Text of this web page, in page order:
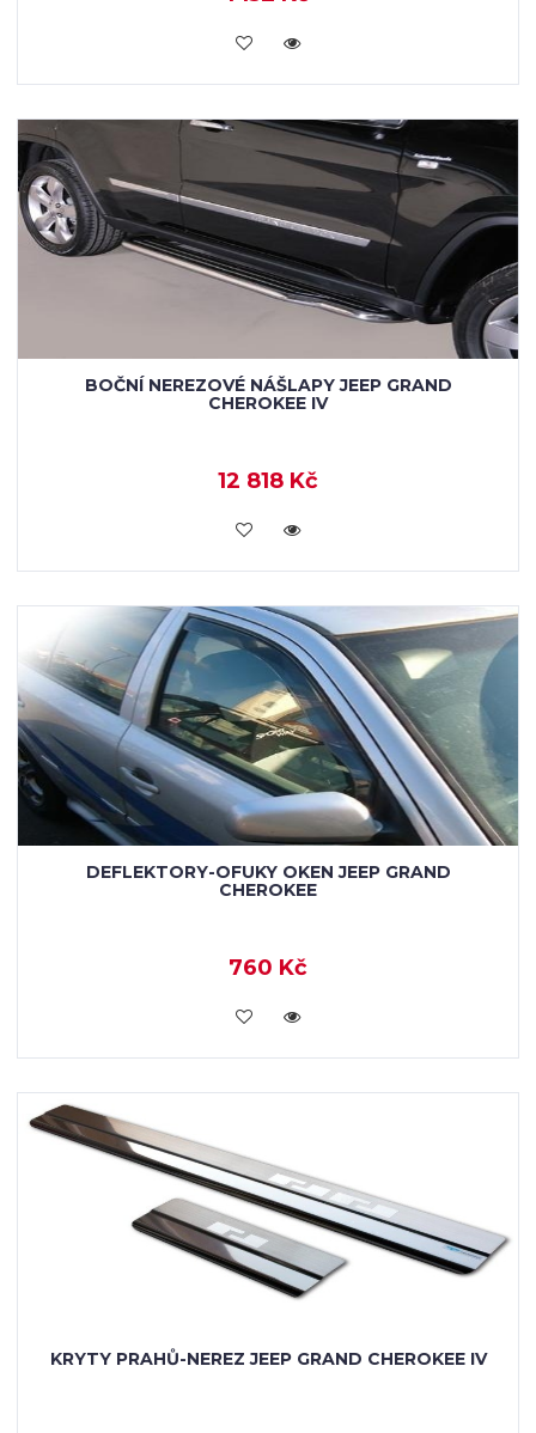
KOUPIT
BOČNÍ NEREZOVÉ NÁŠLAPY JEEP GRAND
CHEROKEE IV
12 818 Kč
KOUPIT
DEFLEKTORY-OFUKY OKEN JEEP GRAND
CHEROKEE
760 Kč
KOUPIT
KRYTY PRAHŮ-NEREZ JEEP GRAND CHEROKEE IV